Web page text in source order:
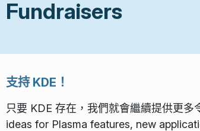
Fundraisers
支持 KDE！
只要 KDE 存在，我們就會繼續提供更
ideas for Plasma features, new